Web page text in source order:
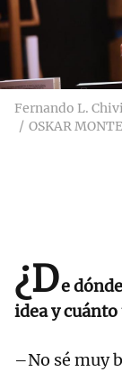
Fernando L.
OSKAR
¿De
idea y
–No sé muy